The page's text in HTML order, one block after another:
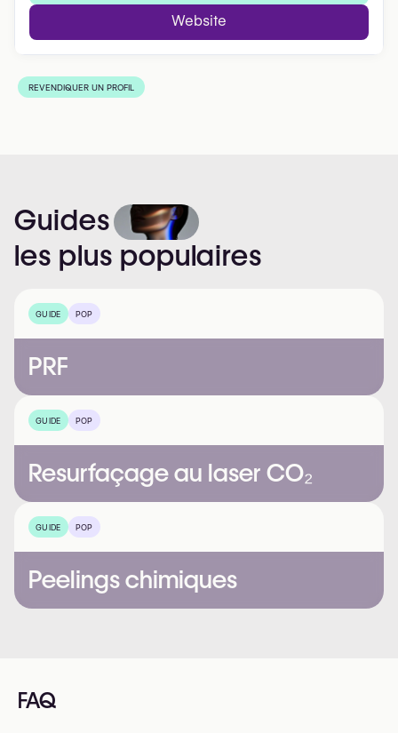
Website
REVENDIQUER UN PROFIL
Guides
les plus populaires
GUIDE POP
PRF
GUIDE POP
Resurfaçage au laser CO₂
GUIDE POP
Peelings chimiques
FAQ